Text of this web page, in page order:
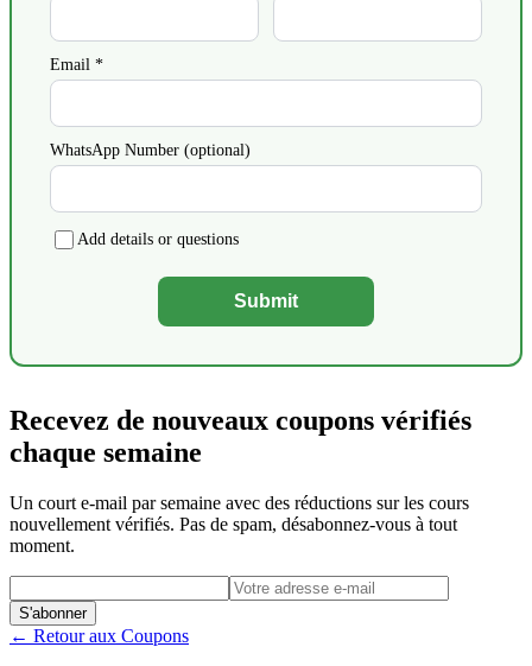
Email *
WhatsApp Number (optional)
Add details or questions
Submit
Recevez de nouveaux coupons vérifiés
chaque semaine
Un court e-mail par semaine avec des réductions sur les cours
nouvellement vérifiés. Pas de spam, désabonnez-vous à tout
moment.
S'abonner
← Retour aux Coupons